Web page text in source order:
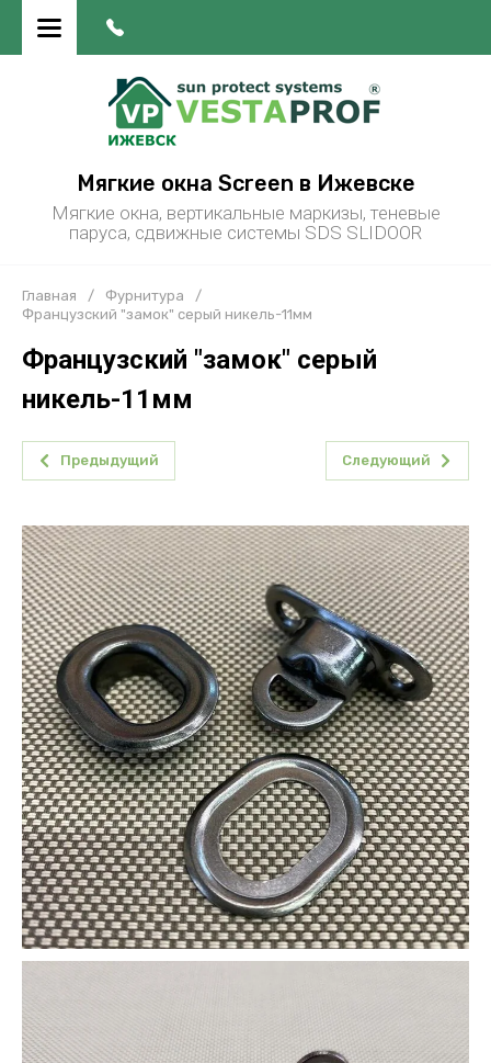
Мягкие окна Screen в Ижевске
Мягкие окна, вертикальные маркизы, теневые
паруса, сдвижные системы SDS SLIDOOR
Главная / Фурнитура
/
Французский "замок" серый никель-11мм
Французский "замок" серый
никель-11мм
Предыдущий Следующий